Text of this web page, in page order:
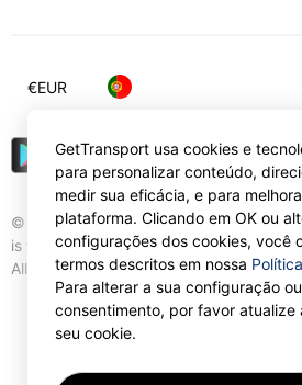
© Gettransport International Limited.
is trademark of Gettransport
All rights reserved.
€EUR
GetTransport usa cookies e
para personalizar conteúdo,
medir sua eficácia, e para
plataforma. Clicando em OK ou
configurações dos cookies, você
termos descritos em nossa
Para alterar a sua configuração
consentimento, por favor atualize
seu cookie.